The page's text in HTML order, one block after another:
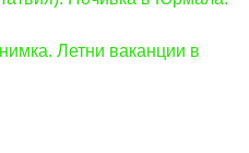
Летни ваканции в